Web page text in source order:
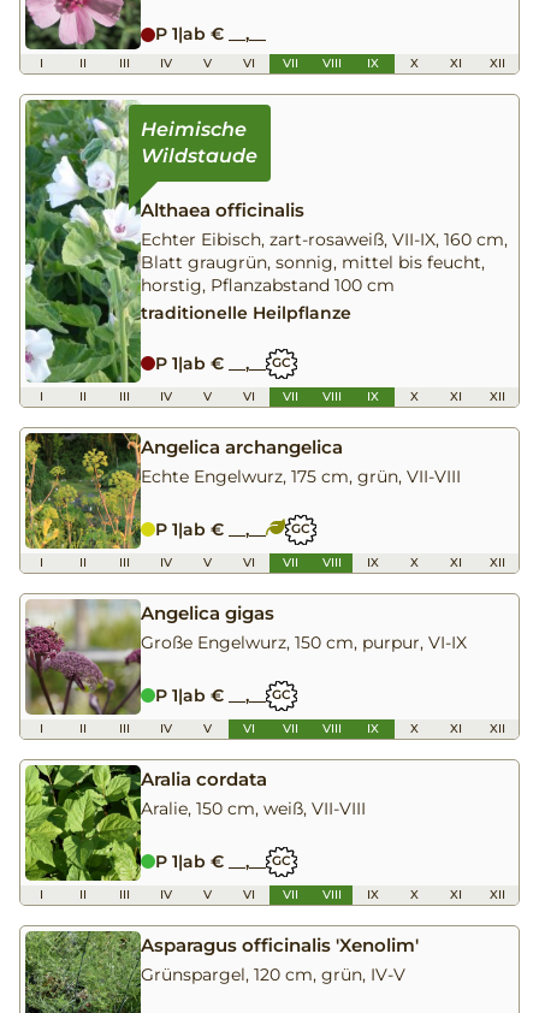
P 1|ab € __,__
I II III IV V VI VII VIII IX X XI XII
Althaea officinalis
Echter Eibisch, zart-rosaweiß, VII-IX, 160 cm,
Blatt graugrün, sonnig, mittel bis feucht,
horstig, Pflanzabstand 100 cm
traditionelle Heilpflanze
P 1|ab € __,__ GC
I II III IV V VI VII VIII IX X XI XII
Angelica archangelica
Echte Engelwurz, 175 cm, grün, VII-VIII
P 1|ab € __,__ GC
I II III IV V VI VII VIII IX X XI XII
Angelica gigas
Große Engelwurz, 150 cm, purpur, VI-IX
P 1|ab € __,__ GC
I II III IV V VI VII VIII IX X XI XII
Aralia cordata
Aralie, 150 cm, weiß, VII-VIII
P 1|ab € __,__ GC
I II III IV V VI VII VIII IX X XI XII
Asparagus officinalis 'Xenolim'
Grünspargel, 120 cm, grün, IV-V